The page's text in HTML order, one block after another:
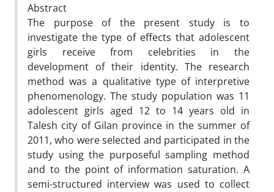
Abstract
The purpose of the present study is to
investigate the type of effects that adolescent
girls receive from celebrities in the
development of their identity. The research
method was a qualitative type of interpretive
phenomenology. The study population was 11
adolescent girls aged 12 to 14 years old in
Talesh city of Gilan province in the summer of
2011, who were selected and participated in the
study using the purposeful sampling method
and to the point of information saturation. A
semi-structured interview was used to collect